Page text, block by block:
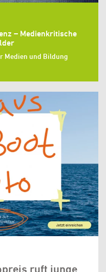
– Medienkritische
Medien und Bildung
ruft junge